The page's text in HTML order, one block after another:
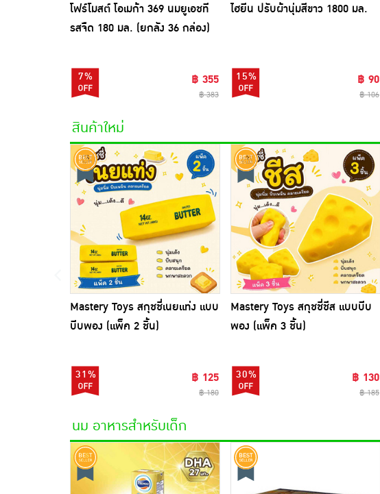
โฟร์โมสต์ โอเมก้า 369 นมยูเอชที
รสจืด 180 มล. (ยกลัง 36 กล่อง)
7% ฿ 355
฿ 383
ไฮยีน ปรับผ้านุ่มสีขาว 1800 มล.
15% ฿ 90
฿ 106
สินค้าใหม่
Mastery Toys สกุชชี่เนยแท่ง แบบ
บีบพอง (แพ็ค 2 ชิ้น)
31% ฿ 125
฿ 180
Mastery Toys สกุชชี่ชีส แบบบีบ
พอง (แพ็ค 3 ชิ้น)
30% ฿ 130
฿ 185
นม อาหารสำหรับเด็ก